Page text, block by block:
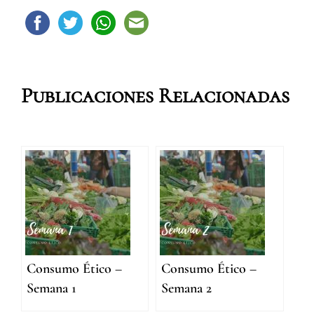
Publicaciones Relacionadas
Consumo Ético –
Semana 1
Consumo Ético –
Semana 2